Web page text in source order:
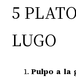
5
LUGO
Pulpo a la